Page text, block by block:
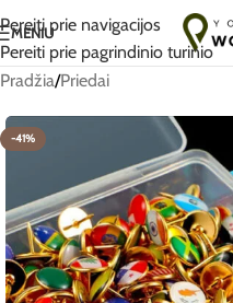
Pereiti prie navigacijos
Pereiti prie pagrindinio turinio
Rankų darbo su meile Lietuvoje
MENIU
Pradžia/Priedai
-41%